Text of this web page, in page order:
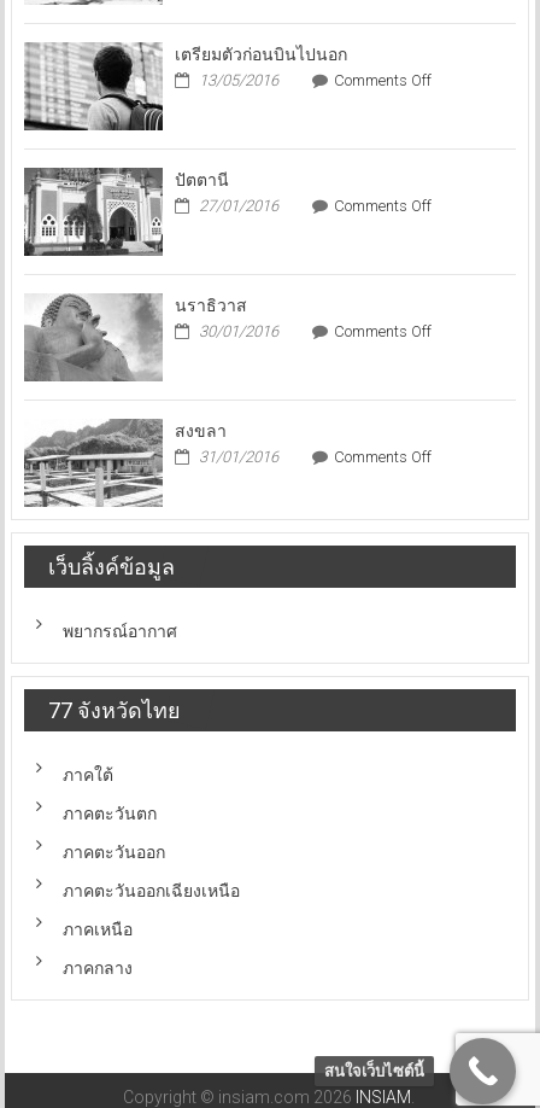
เตรียมตัวก่อนบินไปนอก
13/05/2016 Comments Offon
ก่อน
ปัตตานี
27/01/2016 Comments Offon
นราธิวาส
30/01/2016 Comments Offon
สงขลา
31/01/2016 Comments Offon
เว็บลิ้งค์ข้อมูล
พยากรณ์อากาศ
77 จังหวัดไทย
ภาคใต้
ภาคตะวันตก
ภาคตะวันออก
ภาคตะวันออกเฉียงเหนือ
ภาคเหนือ
ภาคกลาง
Copyright © insiam.com 2026 INSIAM
สนใจเว็บไซต์นี้